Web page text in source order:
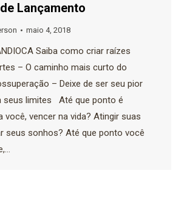
Lançamento
maio 4, 2018
Saiba como criar raízes
– O caminho mais curto do
– Deixe de ser seu pior
seus limites Até que ponto é
você, vencer na vida? Atingir suas
seus sonhos? Até que ponto você